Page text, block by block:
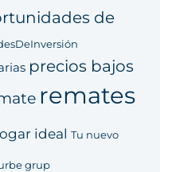
de
precios bajos
remates
ideal Tu nuevo
grup